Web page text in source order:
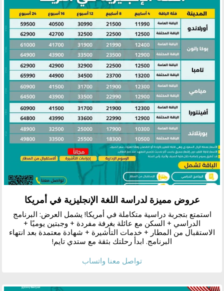
عروض مميزة لدراسة اللغة الإنجليزية في أمريكا
استمتع بتجربة دراسية متكاملة في أمريكا! يشمل العرض: البرنامج
الدراسي + السكن مع عائلة بغرفة مفردة + وجبتين يوميًا +
الاستقبال من المطار + خدمات التأشيرة + شهادة معتمدة بعد انتهاء
البرنامج. ابدأ رحلتك بثقة مع ستدي تايم!
تواصل معنا واتساب